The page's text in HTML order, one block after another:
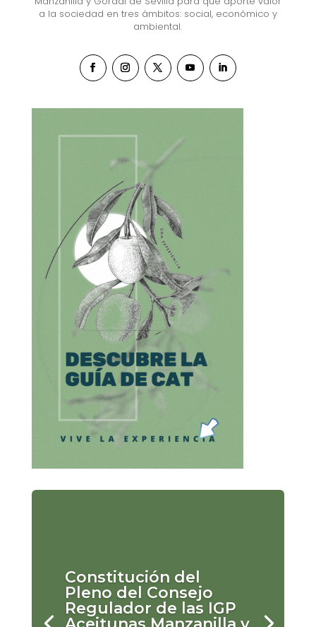
a la sociedad en tres ámbitos: social, económico y
ambiental.
Constitución del
Pleno del Consejo
Regulador de las IGP